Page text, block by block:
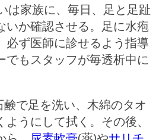
は家族に、毎日、足と足趾
いか確認させる。足に水疱
必ず医師に診せるよう指導
でもスタッフが毎透析中に
で足を洗い、木綿のタオ
うにして拭く。その後、